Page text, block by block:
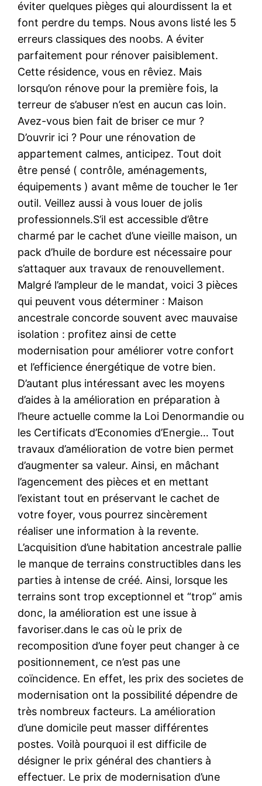
éviter quelques pièges qui alourdissent la et
font perdre du temps. Nous avons listé les 5
erreurs classiques des noobs. A éviter
parfaitement pour rénover paisiblement.
Cette résidence, vous en rêviez. Mais
lorsqu’on rénove pour la première fois, la
terreur de s’abuser n’est en aucun cas loin.
Avez-vous bien fait de briser ce mur ?
D’ouvrir ici ? Pour une rénovation de
appartement calmes, anticipez. Tout doit
être pensé ( contrôle, aménagements,
équipements ) avant même de toucher le 1er
outil. Veillez aussi à vous louer de jolis
professionnels.S’il est accessible d’être
charmé par le cachet d’une vieille maison, un
pack d’huile de bordure est nécessaire pour
s’attaquer aux travaux de renouvellement.
Malgré l’ampleur de le mandat, voici 3 pièces
qui peuvent vous déterminer : Maison
ancestrale concorde souvent avec mauvaise
isolation : profitez ainsi de cette
modernisation pour améliorer votre confort
et l’efficience énergétique de votre bien.
D’autant plus intéressant avec les moyens
d’aides à la amélioration en préparation à
l’heure actuelle comme la Loi Denormandie ou
les Certificats d’Economies d’Energie… Tout
travaux d’amélioration de votre bien permet
d’augmenter sa valeur. Ainsi, en mâchant
l’agencement des pièces et en mettant
l’existant tout en préservant le cachet de
votre foyer, vous pourrez sincèrement
réaliser une information à la revente.
L’acquisition d’une habitation ancestrale pallie
le manque de terrains constructibles dans les
parties à intense de créé. Ainsi, lorsque les
terrains sont trop exceptionnel et “trop” amis
donc, la amélioration est une issue à
favoriser.dans le cas où le prix de
recomposition d’une foyer peut changer à ce
positionnement, ce n’est pas une
coïncidence. En effet, les prix des societes de
modernisation ont la possibilité dépendre de
très nombreux facteurs. La amélioration
d’une domicile peut masser différentes
postes. Voilà pourquoi il est difficile de
désigner le prix général des chantiers à
effectuer. Le prix de modernisation d’une